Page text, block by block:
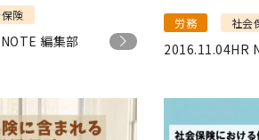
険
編集部
労務 社会
2016.11.04HR